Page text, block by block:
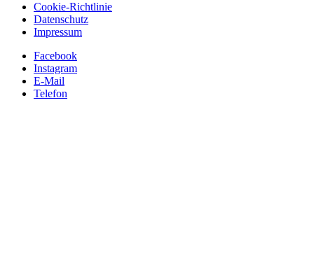
Cookie-Richtlinie
Datenschutz
Impressum
Facebook
Instagram
E-Mail
Telefon